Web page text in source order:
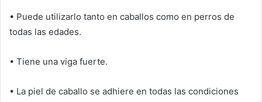
• Puede utilizarlo tanto en caballos como en perros de
todas las edades.
• Tiene una viga fuerte.
• La piel de caballo se adhiere en todas las condiciones